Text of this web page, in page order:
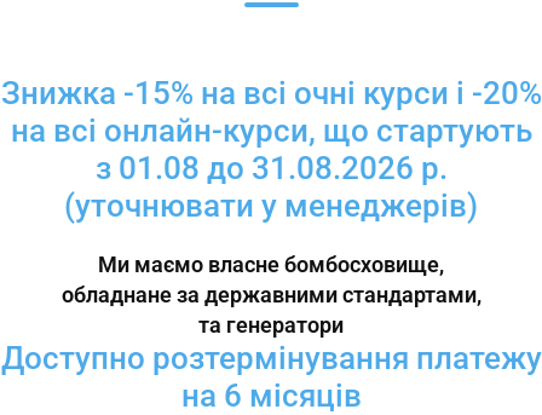
Знижка -15% на всі очні курси і -20%
на всі онлайн-курси, що стартують
з 01.08 до 31.08.2026 р.
(уточнювати у менеджерів)
Ми маємо власне бомбосховище,
обладнане за державними стандартами,
та генератори
Доступно розтермінування платежу
на 6 місяців